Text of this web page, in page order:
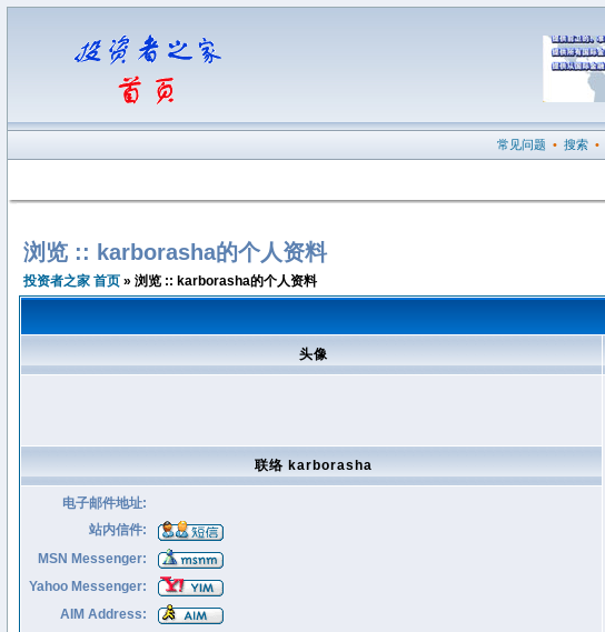
常见问题 • 搜索 •
浏览 :: karborasha的个人资料
投资者之家 首页 » 浏览 :: karborasha的个人资料
头像
联络 karborasha
电子邮件地址:
站内信件:
MSN Messenger:
Yahoo Messenger:
AIM Address: